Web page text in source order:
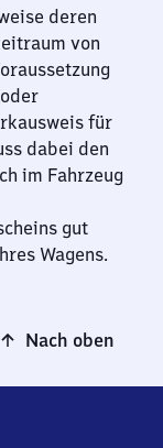
deren
von
für
dabei den
im Fahrzeug
gut
Wagens.
Nach oben